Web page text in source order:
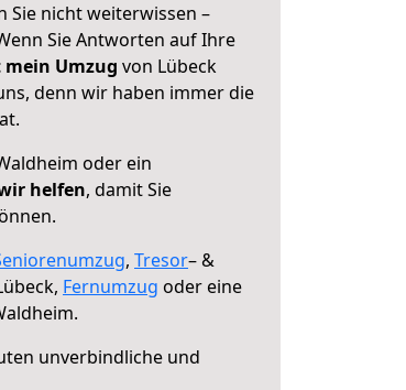
Sie nicht weiterwissen –
Sie Antworten auf Ihre
Umzug von Lübeck
denn wir haben immer die
oder ein
helfen, damit Sie
, Tresor– &
Fernumzug oder eine
unverbindliche und